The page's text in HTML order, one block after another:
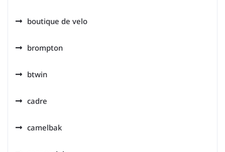
boutique de velo
brompton
btwin
cadre
camelbak